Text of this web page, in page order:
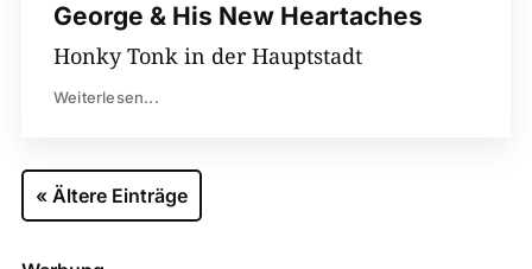
George & His New Heartaches
Honky Tonk in der Hauptstadt
Weiterlesen...
« Ältere Einträge